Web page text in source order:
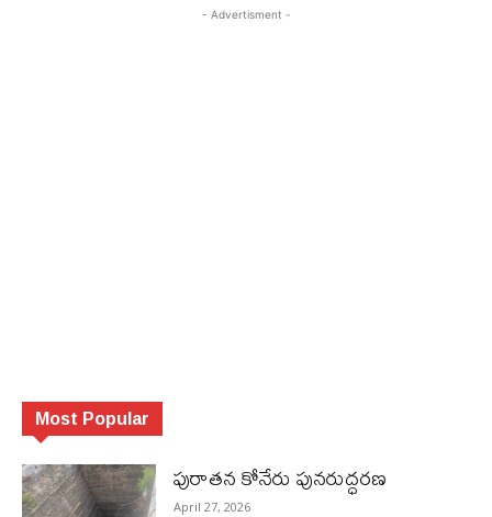
- Advertisment -
Most Popular
పురాత‌న కోనేరు పున‌రుద్ధ‌ర‌ణ
April 27, 2026